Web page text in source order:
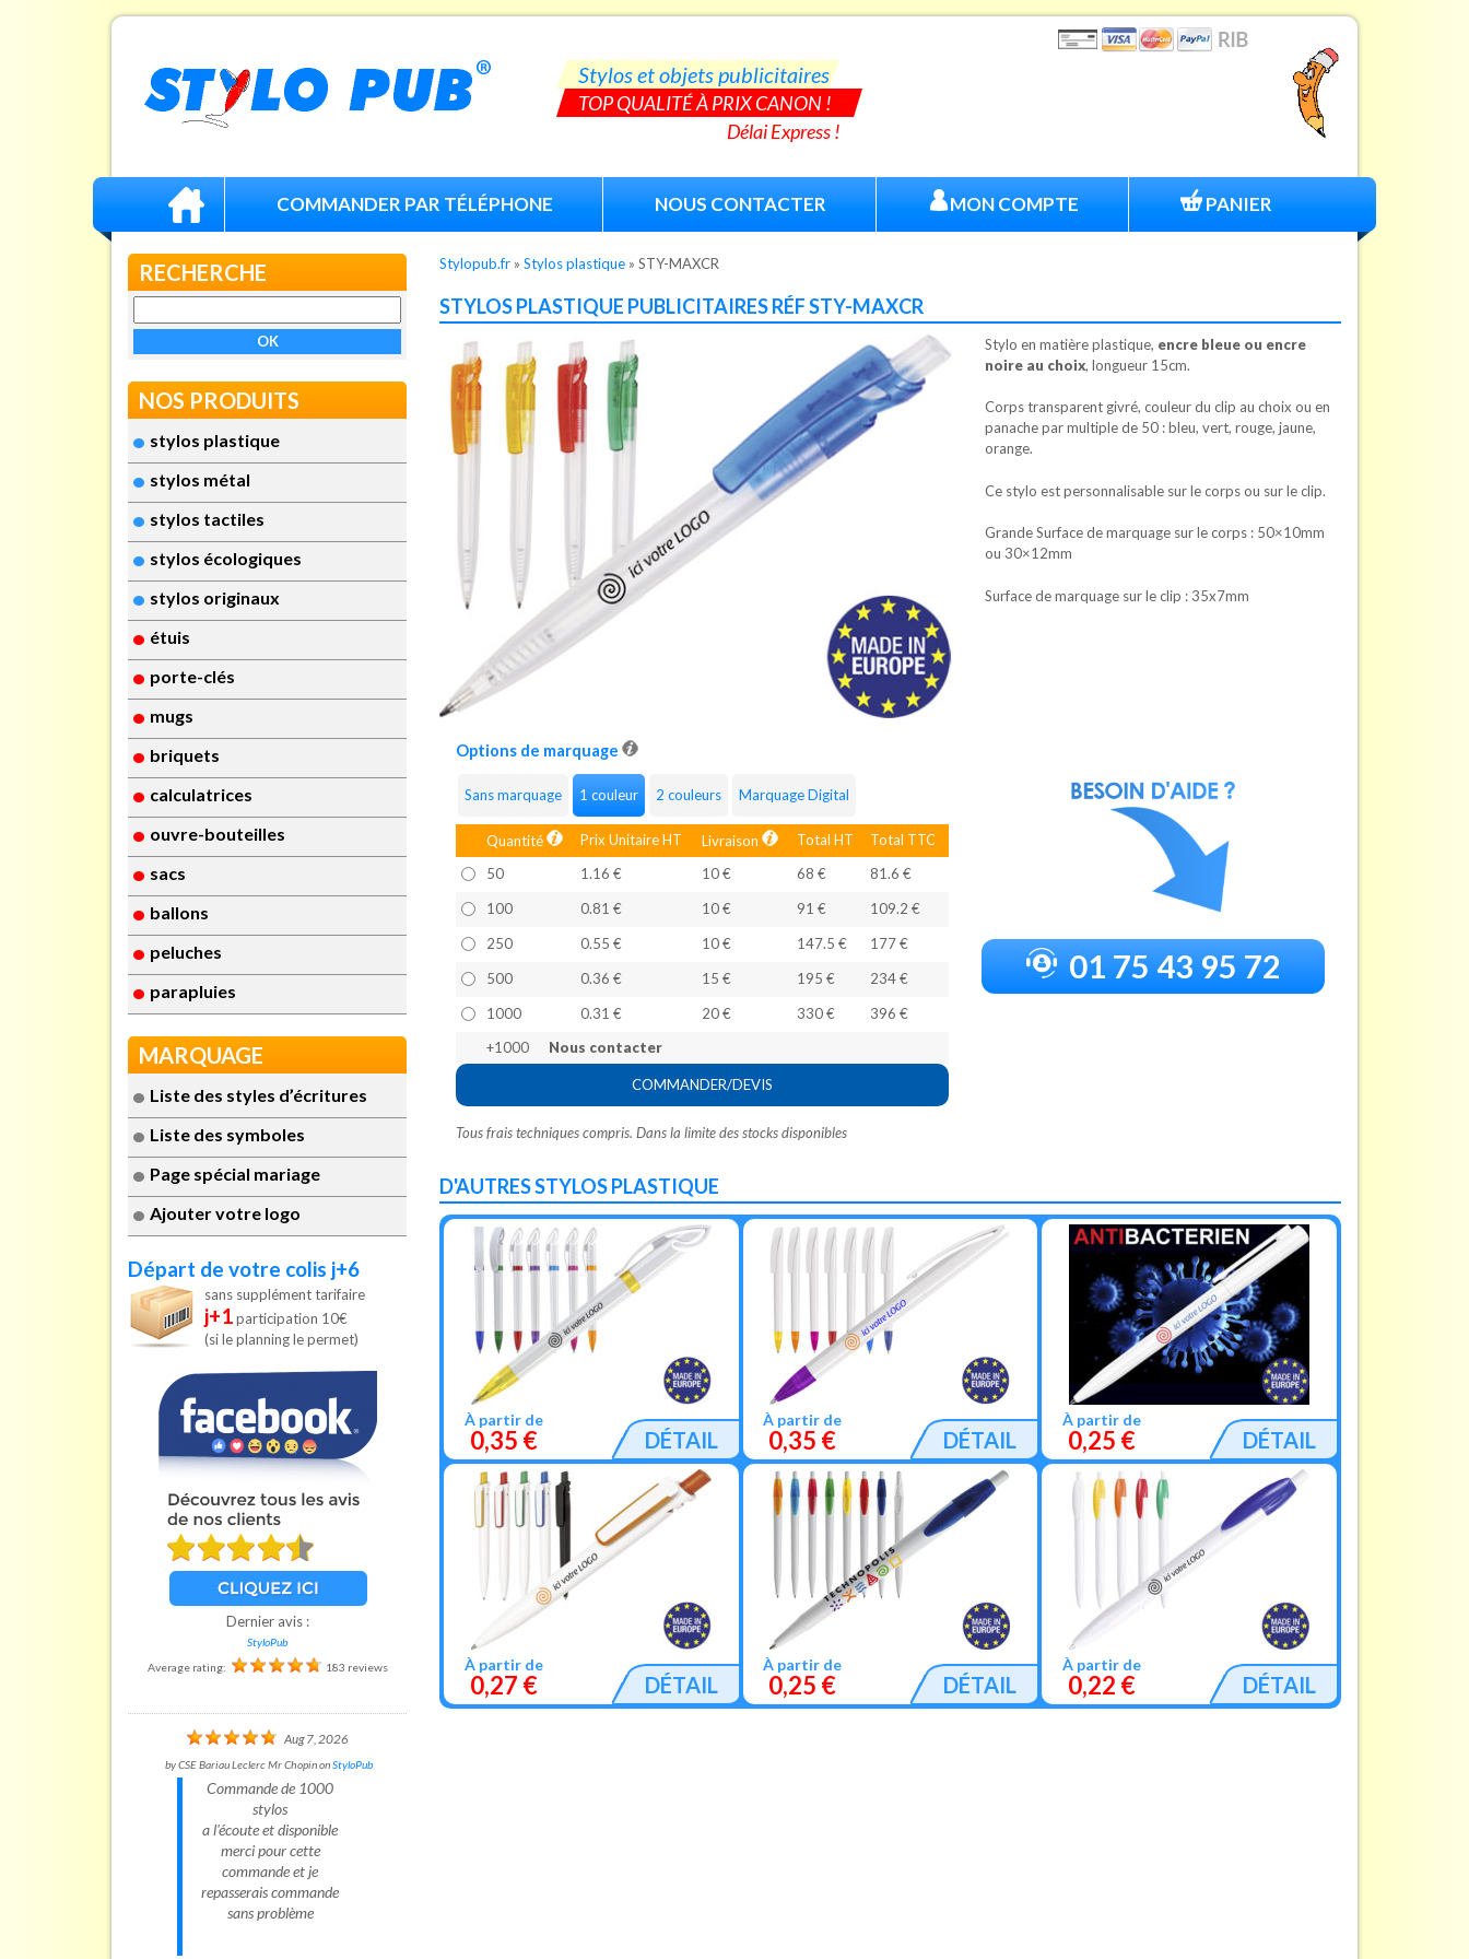
Stylos et objets publicitaires
TOP QUALITÉ À PRIX CANON !
Délai Express !
COMMANDER PAR TÉLÉPHONE NOUS CONTACTER MON COMPTE PANIER
RECHERCHE
NOS PRODUITS
stylos plastique
stylos métal
stylos tactiles
stylos écologiques
stylos originaux
étuis
porte-clés
mugs
briquets
calculatrices
ouvre-bouteilles
sacs
ballons
peluches
parapluies
MARQUAGE
Liste des styles d’écritures
Liste des symboles
Page spécial mariage
Ajouter votre logo
Départ de votre colis j+6
sans supplément tarifaire
j+1participation 10€
(si le planning le permet)
Dernier avis :
StyloPub
Average rating:
183 reviews
Aug 7, 2026
byCSE Bariau Leclerc Mr ChopinonStyloPub
Commande de 1000
stylos
a l'écoute et disponible
merci pour cette
commande et je
repasserais commande
sans problème
Stylopub.fr » Stylos plastique » STY-MAXCR
STYLOS PLASTIQUE PUBLICITAIRES RÉF STY-MAXCR
Stylo en matière plastique, encre bleue ou encre
noire au choix, longueur 15cm.
Corps transparent givré, couleur du clip au choix ou en
panache par multiple de 50 : bleu, vert, rouge, jaune,
orange.
Ce stylo est personnalisable sur le corps ou sur le clip.
Grande Surface de marquage sur le corps : 50×10mm
ou 30×12mm
Surface de marquage sur le clip : 35x7mm
Options de marquage
Sans marquage 1 couleur 2 couleurs Marquage Digital
Quantité Prix Unitaire HT Livraison Total HT
Total TTC
50
1.16 € 10 € 68 €
81.6 €
100
0.81 € 10 € 91 €
109.2 €
250
0.55 € 10 € 147.5 €
177 €
500
0.36 € 15 € 195 €
234 €
1000
0.31 € 20 € 330 €
396 €
+1000
Nous contacter
COMMANDER/DEVIS
Tous frais techniques compris. Dans la limite des stocks disponibles
01 75 43 95 72
D'AUTRES STYLOS PLASTIQUE
À partir de
0,35 € DÉTAIL
À partir de
0,35 € DÉTAIL
À partir de
0,25 € DÉTAIL
À partir de
0,27 € DÉTAIL
À partir de
0,25 € DÉTAIL
À partir de
0,22 € DÉTAIL